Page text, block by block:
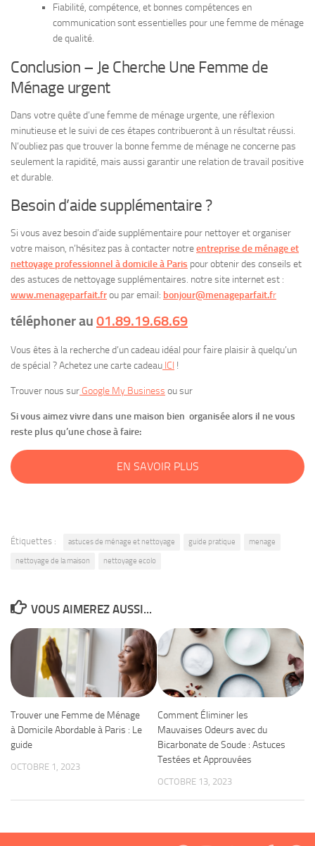
Fiabilité, compétence, et bonnes compétences en
communication sont essentielles pour une femme de ménage
de qualité.
Conclusion – Je Cherche Une Femme de
Ménage urgent
Dans votre quête d’une femme de ménage urgente, une réflexion
minutieuse et le suivi de ces étapes contribueront à un résultat réussi.
N’oubliez pas que trouver la bonne femme de ménage ne concerne pas
seulement la rapidité, mais aussi garantir une relation de travail positive
et durable.
Besoin d’aide supplémentaire ?
Si vous avez besoin d’aide supplémentaire pour nettoyer et organiser
votre maison, n’hésitez pas à contacter notreentreprise de ménage et
nettoyage professionnel à domicile à Paris pour obtenir des conseils et
des astuces de nettoyage supplémentaires. notre site internet est :
www.menageparfait.frou par email: bonjour@menageparfait.fr
téléphoner au 01.89.19.68.69
Vous êtes à la recherche d’un cadeau idéal pour faire plaisir à quelqu’un
de spécial ? Achetez une carte cadeau ICI !
Trouver nous sur Google My Business ou sur
Si vous aimez vivre dans une maison bien organisée alors il ne vous
reste plus qu’une chose à faire:
EN SAVOIR PLUS
Étiquettes : astuces de ménage et nettoyage guide pratique menage
nettoyage de la maison nettoyage ecolo
VOUS AIMEREZ AUSSI...
Trouver une Femme de Ménage
à Domicile Abordable à Paris : Le
guide
OCTOBRE 1, 2023
Comment Éliminer les
Mauvaises Odeurs avec du
Bicarbonate de Soude : Astuces
Testées et Approuvées
OCTOBRE 13, 2023